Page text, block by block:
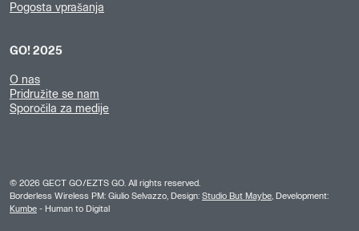
Pogosta vprašanja
GO! 2025
O nas
Pridružite se nam
Sporočila za medije
© 2026 GECT GO/EZTS GO. All rights reserved.
Borderless Wireless PM: Giulio Selvazzo, Design: Studio But Maybe , Development:
Kumbe - Human to Digital